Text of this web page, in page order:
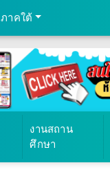
ภาคใต้
งานสถาน
ศึกษา